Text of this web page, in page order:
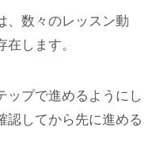
、数々のレッスン動
します。
ップで進めるようにし
認してから先に進める